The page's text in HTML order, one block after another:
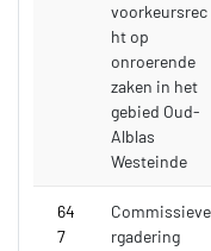
voorkeursrec
ht op
onroerende
zaken in het
gebied Oud-
Alblas
Westeinde
64
7
Commissieve
rgadering